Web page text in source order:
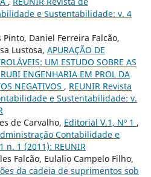
e Sustentabilidade: v. 4
Pinto, Daniel Ferreira Falcão,
Lustosa, APURAÇÃO DE
UM ESTUDO SOBRE AS
ENGENHARIA EM PROL DA
NEGATIVOS , REUNIR Revista
e Sustentabilidade: v.
de Carvalho, Editorial V.1, Nº 1 ,
Contabilidade e
1 (2011): REUNIR
Falcão, Eulalio Campelo Filho,
da cadeia de suprimentos sob